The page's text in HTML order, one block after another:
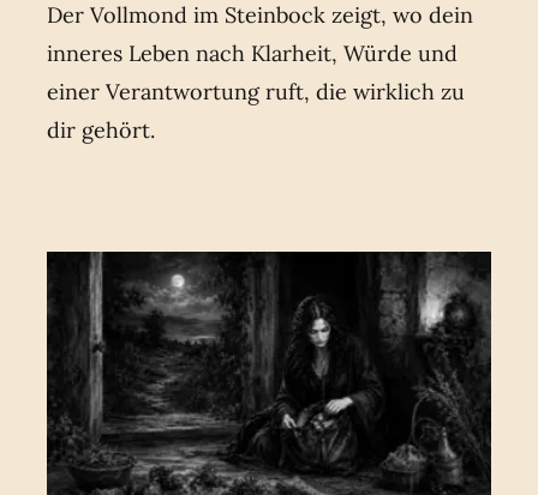
Der Vollmond im Steinbock zeigt, wo dein
inneres Leben nach Klarheit, Würde und
einer Verantwortung ruft, die wirklich zu
dir gehört.